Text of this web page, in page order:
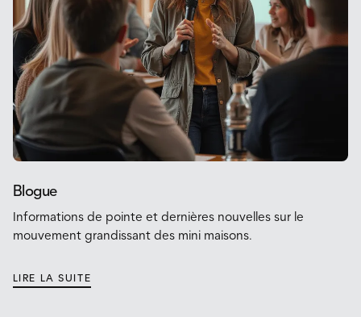
Blogue
Informations de pointe et dernières nouvelles sur le
mouvement grandissant des mini maisons.
LIRE LA SUITE